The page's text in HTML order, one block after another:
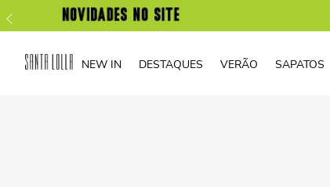
NEW IN DESTAQUES VERÃO SAPATOS